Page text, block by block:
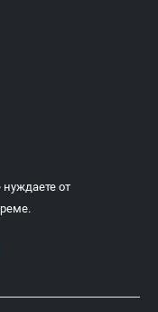
нуждаете от